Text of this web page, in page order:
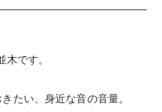
です。
たい、身近な音の音量。